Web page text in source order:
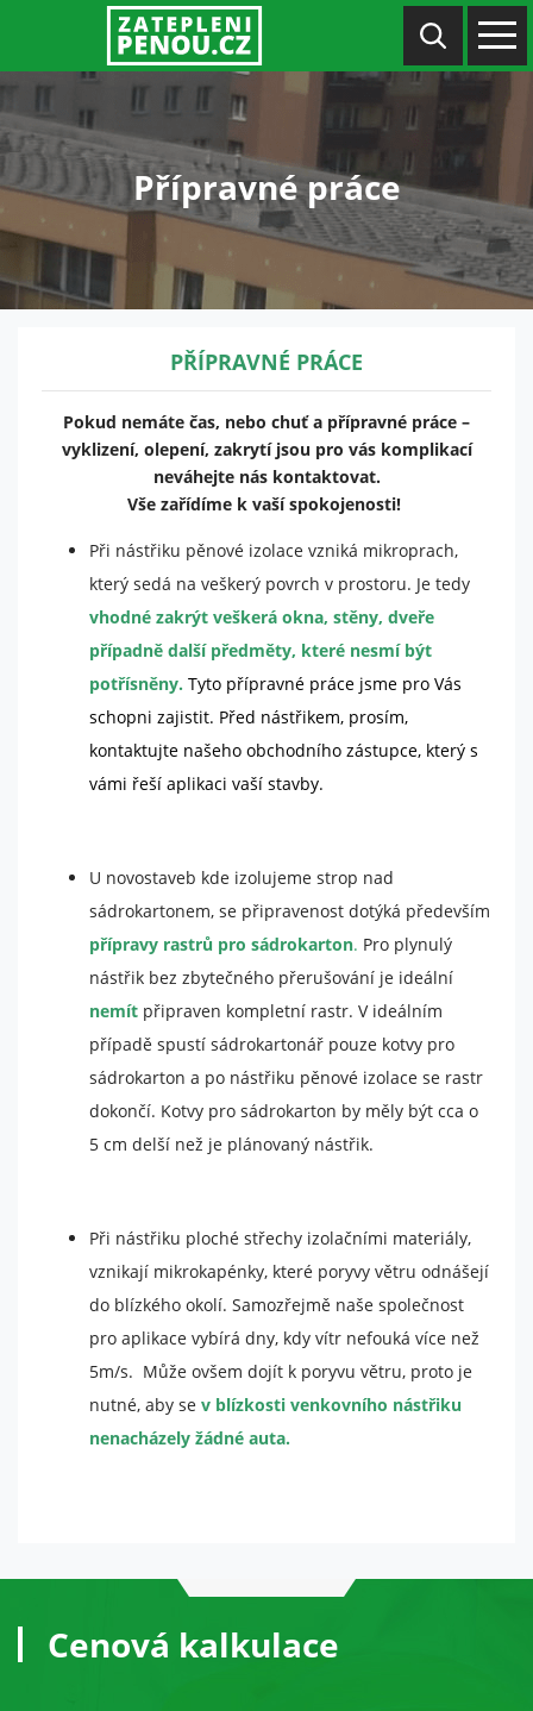
Přípravné práce
PŘÍPRAVNÉ PRÁCE
Pokud nemáte čas, nebo chuť a přípravné práce –
vyklizení, olepení, zakrytí jsou pro vás komplikací
neváhejte nás kontaktovat.
Vše zařídíme k vaší spokojenosti!
Při nástřiku pěnové izolace vzniká mikroprach,
který sedá na veškerý povrch v prostoru. Je tedy
vhodné zakrýt veškerá okna, stěny, dveře
případně další předměty, které nesmí být
potřísněny. Tyto přípravné práce jsme pro Vás
schopni zajistit. Před nástřikem, prosím,
kontaktujte našeho obchodního zástupce, který s
vámi řeší aplikaci vaší stavby.
U novostaveb kde izolujeme strop nad
sádrokartonem, se připravenost dotýká především
přípravy rastrů pro sádrokarton. Pro plynulý
nástřik bez zbytečného přerušování je ideální
nemít připraven kompletní rastr. V ideálním
případě spustí sádrokartonář pouze kotvy pro
sádrokarton a po nástřiku pěnové izolace se rastr
dokončí. Kotvy pro sádrokarton by měly být cca o
5 cm delší než je plánovaný nástřik.
Při nástřiku ploché střechy izolačními materiály,
vznikají mikrokapénky, které poryvy větru odnášejí
do blízkého okolí. Samozřejmě naše společnost
pro aplikace vybírá dny, kdy vítr nefouká více než
5m/s. Může ovšem dojít k poryvu větru, proto je
nutné, aby se v blízkosti venkovního nástřiku
nenacházely žádné auta.
Cenová kalkulace
Nutné
Tyto
cookies
nejsou
volitelné.
Jsou
potřeba
pro
fungování
Abychom
zlepšit
funkčnost
strukturu
webu na
toho, jak
je web
stránky
fungovaly
návštěvě co
nejlépe.
cookies
odmítnete,
zájmů a chování při
stránek zvyšujete
šanci na zobrazení